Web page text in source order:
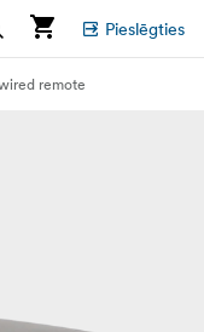
Pieslēgties
remote